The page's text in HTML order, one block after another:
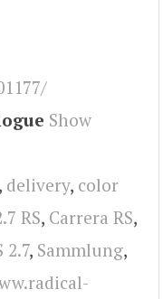
Show
, delivery, color
RS, Carrera RS,
2.7, Sammlung,